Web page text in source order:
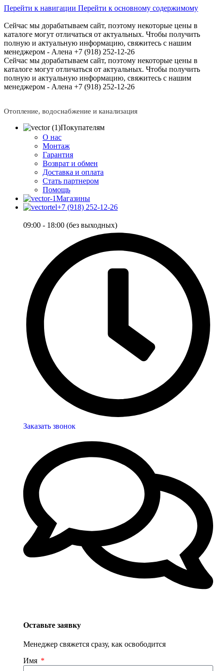
Перейти к навигации Перейти к основному содержимому
Сейчас мы дорабатываем сайт, поэтому некоторые цены в
каталоге могут отличаться от актуальных. Чтобы получить
полную и актуальную информацию, свяжитесь с нашим
менеджером - Алена +7 (918) 252-12-26
Сейчас мы дорабатываем сайт, поэтому некоторые цены в
каталоге могут отличаться от актуальных. Чтобы получить
полную и актуальную информацию, свяжитесь с нашим
менеджером - Алена +7 (918) 252-12-26
Отопление, водоснабжение и канализация
Покупателям
О нас
Монтаж
Гарантия
Возврат и обмен
Доставка и оплата
Стать партнером
Помощь
Магазины
+7 (918) 252-12-26
09:00 - 18:00 (без выходных)
Заказать звонок
Оставьте заявку
Менеджер свяжется сразу, как освободится
Имя